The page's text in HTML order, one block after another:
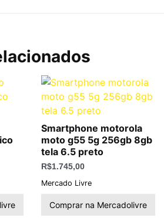
Smartphone motorola
moto g55 5g 256gb 8gb
tela 6.5 preto
R$1.745,00
Mercado Livre
Comprar na Mercadolivre